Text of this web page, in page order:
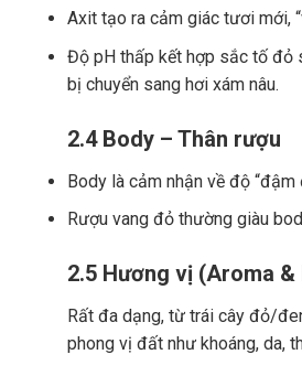
Axit tạo ra cảm giác tươi mới,
Độ pH thấp kết hợp sắc tố đỏ
bị chuyển sang hơi xám nâu.
2.4 Body – Thân rượu
Body là cảm nhận về độ
Rượu vang đỏ thường giàu
2.5 Hương vị (Aroma &
Rất đa dạng, từ trái cây đỏ/
phong vị đất như khoáng, da,